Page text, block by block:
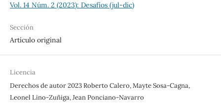
Vol. 14 Núm. 2 (2023): Desafíos (jul-dic)
Sección
Artículo original
Licencia
Derechos de autor 2023 Roberto Calero, Mayte Sosa-Cagna,
Leonel Lino-Zuñiga, Jean Ponciano-Navarro